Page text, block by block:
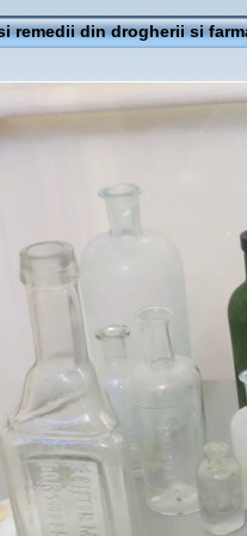
remedii din drogherii si